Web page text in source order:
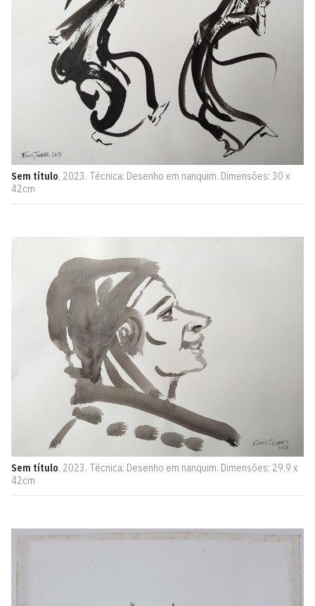
Sem título, 2023. Técnica: Desenho em nanquim. Dimensões: 30 x
42cm
Sem título, 2023. Técnica: Desenho em nanquim. Dimensões: 29,9 x
42cm